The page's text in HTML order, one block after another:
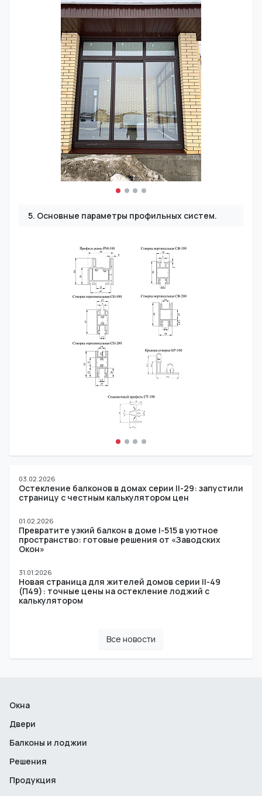
5. Основные параметры профильных систем.
03.02.2026
Остекление балконов в домах серии II-29: запустили
страницу с честным калькулятором цен
01.02.2026
Превратите узкий балкон в доме I-515 в уютное
пространство: готовые решения от «Заводских
Окон»
31.01.2026
Новая страница для жителей домов серии II-49
(П49): точные цены на остекление лоджий с
калькулятором
Все новости
Окна
Двери
Балконы и лоджии
Решения
Продукция